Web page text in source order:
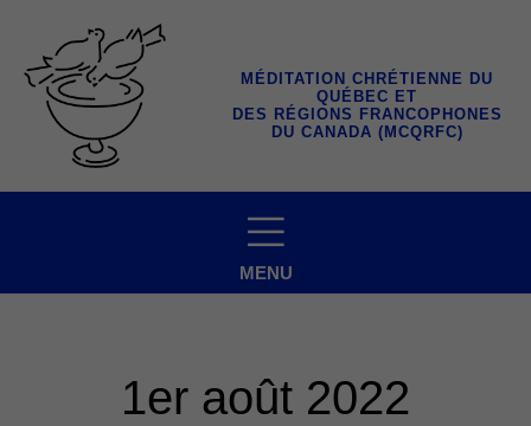
contenu
MÉDITATION CHRÉTIENNE DU
QUÉBEC ET
DES RÉGIONS FRANCOPHONES
DU CANADA (MCQRFC)
MENU
1er août 2022